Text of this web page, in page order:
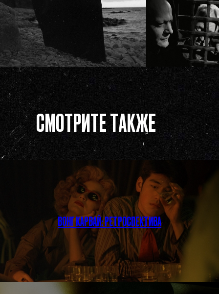
СМОТРИТЕ ТАКЖЕ
ВОНГ КАРВАЙ: РЕТРОСПЕКТИВА